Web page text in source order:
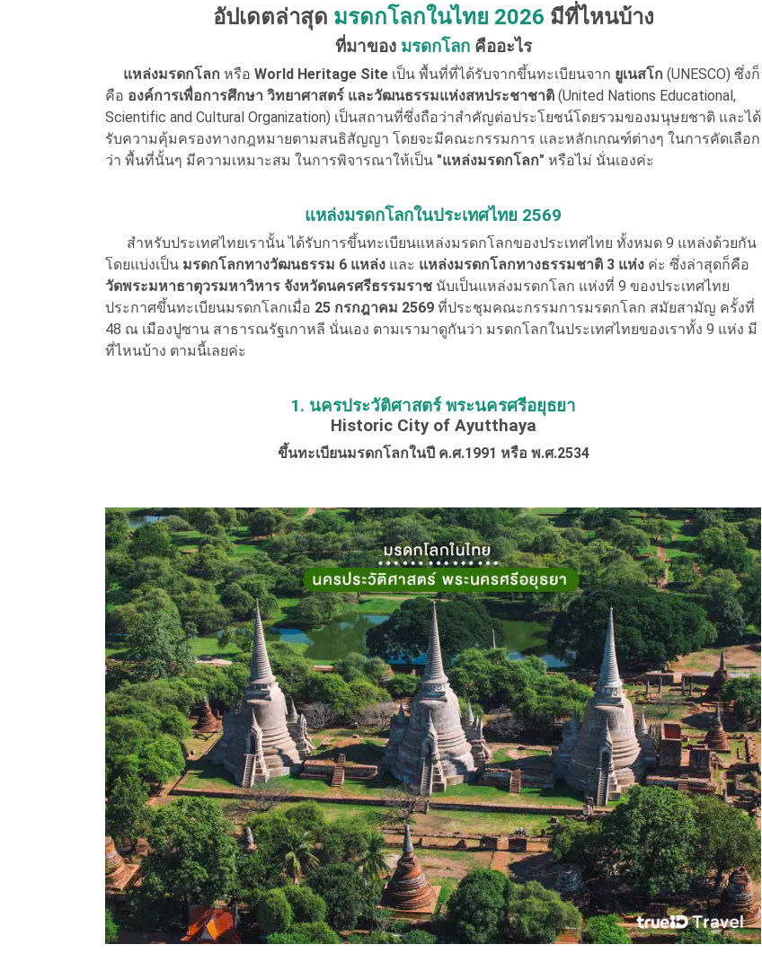
อัปเดตล่าสุด มรดกโลกในไทย 2026 มีที่ไหนบ้าง
ที่มาของมรดกโลกคืออะไร
แหล่งมรดกโลก หรือ World Heritage Site เป็น พื้นที่ที่ได้รับจากขึ้นทะเบียนจาก ยูเนสโก (UNESCO) ซึ่งก็
คือ องค์การเพื่อการศึกษา วิทยาศาสตร์ และวัฒนธรรมแห่งสหประชาชาติ (United Nations Educational,
Scientific and Cultural Organization) เป็นสถานที่ซึ่งถือว่าสำคัญต่อประโยชน์โดยรวมของมนุษยชาติ และได้
รับความคุ้มครองทางกฎหมายตามสนธิสัญญา โดยจะมีคณะกรรมการ และหลักเกณฑ์ต่างๆ ในการคัดเลือก
ว่า พื้นที่นั้นๆ มีความเหมาะสม ในการพิจารณาให้เป็น "แหล่งมรดกโลก" หรือไม่ นั่นเองค่ะ
แหล่งมรดกโลกในประเทศไทย 2569
สำหรับประเทศไทยเรานั้น ได้รับการขึ้นทะเบียนแหล่งมรดกโลกของประเทศไทย ทั้งหมด 9 แหล่งด้วยกัน
โดยแบ่งเป็น มรดกโลกทางวัฒนธรรม 6 แหล่ง และ แหล่งมรดกโลกทางธรรมชาติ 3 แห่ง ค่ะ ซึ่งล่าสุดก็คือ
วัดพระมหาธาตุวรมหาวิหาร จังหวัดนครศรีธรรมราช นับเป็นแหล่งมรดกโลก แห่งที่ 9 ของประเทศไทย
ประกาศขึ้นทะเบียนมรดกโลกเมื่อ 25 กรกฎาคม 2569 ที่ประชุมคณะกรรมการมรดกโลก สมัยสามัญ ครั้งที่
48 ณ เมืองปูซาน สาธารณรัฐเกาหลี นั่นเอง ตามเรามาดูกันว่า มรดกโลกในประเทศไทยของเราทั้ง 9 แห่ง มี
ที่ไหนบ้าง ตามนี้เลยค่ะ
1. นครประวัติศาสตร์ พระนครศรีอยุธยา
Historic City of Ayutthaya
ขึ้นทะเบียนมรดกโลกในปี ค.ศ.1991 หรือ พ.ศ.2534